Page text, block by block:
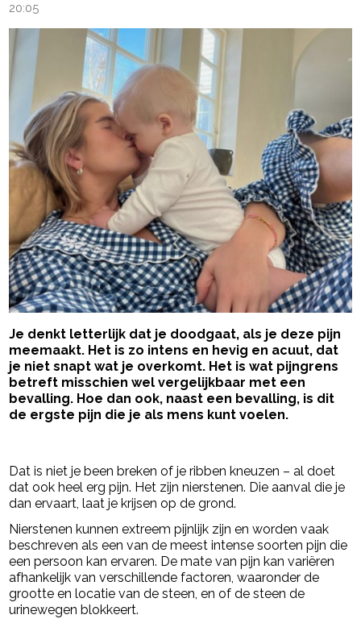
20:05
Je denkt letterlijk dat je doodgaat, als je deze pijn
meemaakt. Het is zo intens en hevig en acuut, dat
je niet snapt wat je overkomt. Het is wat pijngrens
betreft misschien wel vergelijkbaar met een
bevalling. Hoe dan ook, naast een bevalling, is dit
de ergste pijn die je als mens kunt voelen.
Dat is niet je been breken of je ribben kneuzen – al doet
dat ook heel erg pijn. Het zijn nierstenen. Die aanval die je
dan ervaart, laat je krijsen op de grond.
Nierstenen kunnen extreem pijnlijk zijn en worden vaak
beschreven als een van de meest intense soorten pijn die
een persoon kan ervaren. De mate van pijn kan variëren
afhankelijk van verschillende factoren, waaronder de
grootte en locatie van de steen, en of de steen de
urinewegen blokkeert.